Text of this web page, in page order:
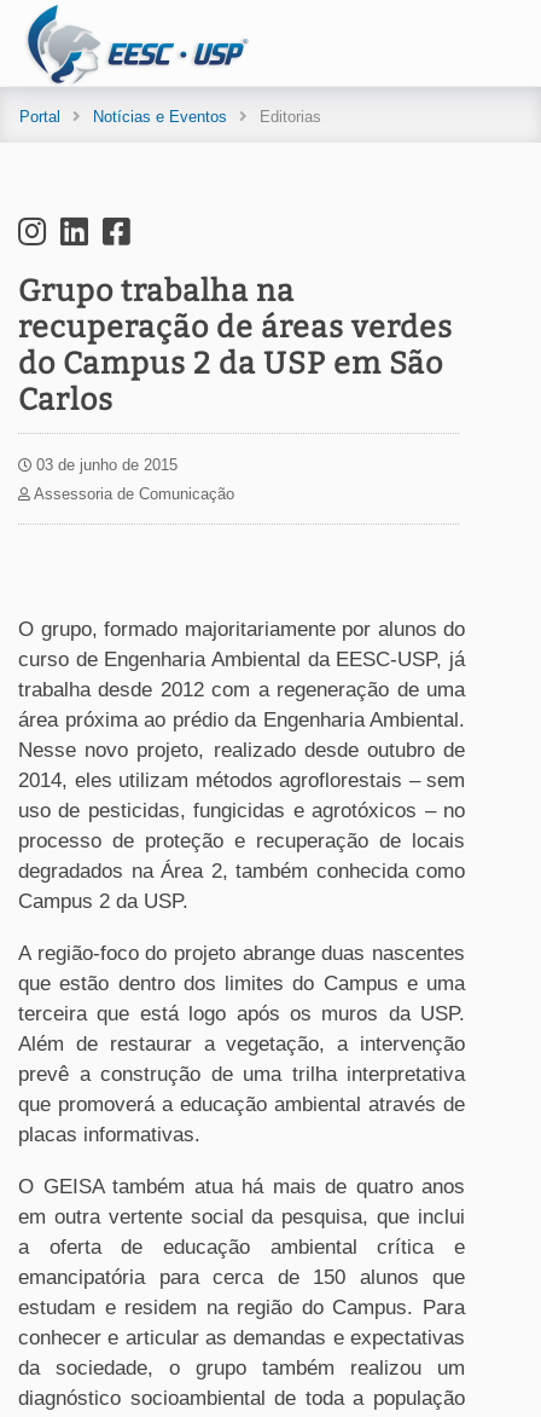
Portal Notícias e Eventos Editorias
Grupo trabalha na
recuperação de áreas verdes
do Campus 2 da USP em São
Carlos
03 de junho de 2015
Assessoria de Comunicação
O grupo, formado majoritariamente por alunos do
curso de Engenharia Ambiental da EESC-USP, já
trabalha desde 2012 com a regeneração de uma
área próxima ao prédio da Engenharia Ambiental.
Nesse novo projeto, realizado desde outubro de
2014, eles utilizam métodos agroflorestais – sem
uso de pesticidas, fungicidas e agrotóxicos – no
processo de proteção e recuperação de locais
degradados na Área 2, também conhecida como
Campus 2 da USP.
A região-foco do projeto abrange duas nascentes
que estão dentro dos limites do Campus e uma
terceira que está logo após os muros da USP.
Além de restaurar a vegetação, a intervenção
prevê a construção de uma trilha interpretativa
que promoverá a educação ambiental através de
placas informativas.
O GEISA também atua há mais de quatro anos
em outra vertente social da pesquisa, que inclui
a oferta de educação ambiental crítica e
emancipatória para cerca de 150 alunos que
estudam e residem na região do Campus. Para
conhecer e articular as demandas e expectativas
da sociedade, o grupo também realizou um
diagnóstico socioambiental de toda a população